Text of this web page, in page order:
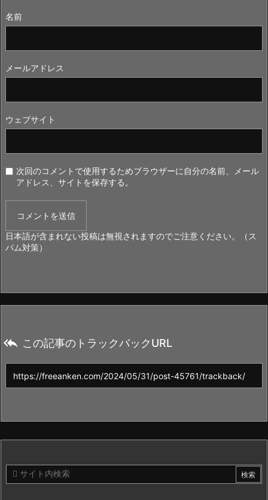
名前
メールアドレス
ウェブサイト
次回のコメントで使用するためブラウザーに自分の名前、メール
アドレス、サイトを保存する。
日本語が含まれない投稿は無視されますのでご注意ください。（ス
パム対策）
 この記事のトラックバックURL